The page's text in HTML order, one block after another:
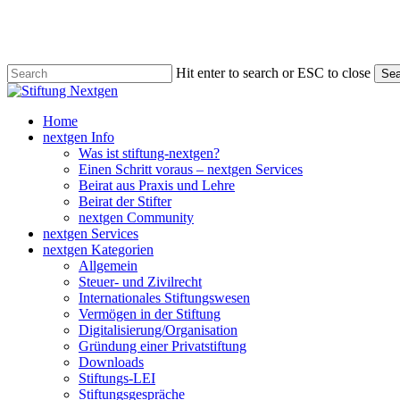
content
Hit enter to search or ESC to close
Close
search
Menu
Home
nextgen Info
Was ist stiftung-nextgen?
Einen Schritt voraus – nextgen Services
Beirat aus Praxis und Lehre
Beirat der Stifter
nextgen Community
nextgen Services
nextgen Kategorien
Allgemein
Steuer- und Zivilrecht
Internationales Stiftungswesen
Vermögen in der Stiftung
Digitalisierung/Organisation
Gründung einer Privatstiftung
Downloads
Stiftungs-LEI
Stiftungsgespräche